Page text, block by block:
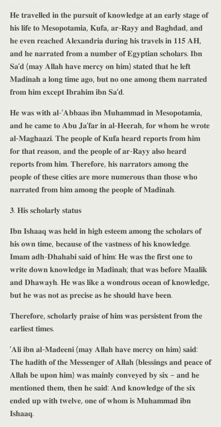
𝐇𝐞 𝐭𝐫𝐚𝐯𝐞𝐥𝐥𝐞𝐝 𝐢𝐧 𝐭𝐡𝐞 𝐩𝐮𝐫𝐬𝐮𝐢𝐭 𝐨𝐟 𝐤𝐧𝐨𝐰𝐥𝐞𝐝𝐠𝐞 𝐚𝐭 𝐚𝐧 𝐞𝐚𝐫𝐥𝐲 𝐬𝐭𝐚𝐠𝐞 𝐨𝐟
𝐡𝐢𝐬 𝐥𝐢𝐟𝐞 𝐭𝐨 𝐌𝐞𝐬𝐨𝐩𝐨𝐭𝐚𝐦𝐢𝐚, 𝐊𝐮𝐟𝐚, 𝐚𝐫-𝐑𝐚𝐲𝐲 𝐚𝐧𝐝 𝐁𝐚𝐠𝐡𝐝𝐚𝐝, 𝐚𝐧𝐝
𝐡𝐞 𝐞𝐯𝐞𝐧 𝐫𝐞𝐚𝐜𝐡𝐞𝐝 𝐀𝐥𝐞𝐱𝐚𝐧𝐝𝐫𝐢𝐚 𝐝𝐮𝐫𝐢𝐧𝐠 𝐡𝐢𝐬 𝐭𝐫𝐚𝐯𝐞𝐥𝐬 𝐢𝐧 𝟏𝟏𝟓 𝐀𝐇,
𝐚𝐧𝐝 𝐡𝐞 𝐧𝐚𝐫𝐫𝐚𝐭𝐞𝐝 𝐟𝐫𝐨𝐦 𝐚 𝐧𝐮𝐦𝐛𝐞𝐫 𝐨𝐟 𝐄𝐠𝐲𝐩𝐭𝐢𝐚𝐧 𝐬𝐜𝐡𝐨𝐥𝐚𝐫𝐬. 𝐈𝐛𝐧
𝐒𝐚‘𝐝 (𝐦𝐚𝐲 𝐀𝐥𝐥𝐚𝐡 𝐡𝐚𝐯𝐞 𝐦𝐞𝐫𝐜𝐲 𝐨𝐧 𝐡𝐢𝐦) 𝐬𝐭𝐚𝐭𝐞𝐝 𝐭𝐡𝐚𝐭 𝐡𝐞 𝐥𝐞𝐟𝐭
𝐌𝐚𝐝𝐢𝐧𝐚𝐡 𝐚 𝐥𝐨𝐧𝐠 𝐭𝐢𝐦𝐞 𝐚𝐠𝐨, 𝐛𝐮𝐭 𝐧𝐨 𝐨𝐧𝐞 𝐚𝐦𝐨𝐧𝐠 𝐭𝐡𝐞𝐦 𝐧𝐚𝐫𝐫𝐚𝐭𝐞𝐝
𝐟𝐫𝐨𝐦 𝐡𝐢𝐦 𝐞𝐱𝐜𝐞𝐩𝐭 𝐈𝐛𝐫𝐚𝐡𝐢𝐦 𝐢𝐛𝐧 𝐒𝐚‘𝐝.
𝐇𝐞 𝐰𝐚𝐬 𝐰𝐢𝐭𝐡 𝐚𝐥-‘𝐀𝐛𝐛𝐚𝐚𝐬 𝐢𝐛𝐧 𝐌𝐮𝐡𝐚𝐦𝐦𝐚𝐝 𝐢𝐧 𝐌𝐞𝐬𝐨𝐩𝐨𝐭𝐚𝐦𝐢𝐚,
𝐚𝐧𝐝 𝐡𝐞 𝐜𝐚𝐦𝐞 𝐭𝐨 𝐀𝐛𝐮 𝐉𝐚‘𝐟𝐚𝐫 𝐢𝐧 𝐚𝐥-𝐇𝐞𝐞𝐫𝐚𝐡, 𝐟𝐨𝐫 𝐰𝐡𝐨𝐦 𝐡𝐞 𝐰𝐫𝐨𝐭𝐞
𝐚𝐥-𝐌𝐚𝐠𝐡𝐚𝐚𝐳𝐢. 𝐓𝐡𝐞 𝐩𝐞𝐨𝐩𝐥𝐞 𝐨𝐟 𝐊𝐮𝐟𝐚 𝐡𝐞𝐚𝐫𝐝 𝐫𝐞𝐩𝐨𝐫𝐭𝐬 𝐟𝐫𝐨𝐦 𝐡𝐢𝐦
𝐟𝐨𝐫 𝐭𝐡𝐚𝐭 𝐫𝐞𝐚𝐬𝐨𝐧, 𝐚𝐧𝐝 𝐭𝐡𝐞 𝐩𝐞𝐨𝐩𝐥𝐞 𝐨𝐟 𝐚𝐫-𝐑𝐚𝐲𝐲 𝐚𝐥𝐬𝐨 𝐡𝐞𝐚𝐫𝐝
𝐫𝐞𝐩𝐨𝐫𝐭𝐬 𝐟𝐫𝐨𝐦 𝐡𝐢𝐦. 𝐓𝐡𝐞𝐫𝐞𝐟𝐨𝐫𝐞, 𝐡𝐢𝐬 𝐧𝐚𝐫𝐫𝐚𝐭𝐨𝐫𝐬 𝐚𝐦𝐨𝐧𝐠 𝐭𝐡𝐞
𝐩𝐞𝐨𝐩𝐥𝐞 𝐨𝐟 𝐭𝐡𝐞𝐬𝐞 𝐜𝐢𝐭𝐢𝐞𝐬 𝐚𝐫𝐞 𝐦𝐨𝐫𝐞 𝐧𝐮𝐦𝐞𝐫𝐨𝐮𝐬 𝐭𝐡𝐚𝐧 𝐭𝐡𝐨𝐬𝐞 𝐰𝐡𝐨
𝐧𝐚𝐫𝐫𝐚𝐭𝐞𝐝 𝐟𝐫𝐨𝐦 𝐡𝐢𝐦 𝐚𝐦𝐨𝐧𝐠 𝐭𝐡𝐞 𝐩𝐞𝐨𝐩𝐥𝐞 𝐨𝐟 𝐌𝐚𝐝𝐢𝐧𝐚𝐡.
𝟑. 𝐇𝐢𝐬 𝐬𝐜𝐡𝐨𝐥𝐚𝐫𝐥𝐲 𝐬𝐭𝐚𝐭𝐮𝐬
𝐈𝐛𝐧 𝐈𝐬𝐡𝐚𝐚𝐪 𝐰𝐚𝐬 𝐡𝐞𝐥𝐝 𝐢𝐧 𝐡𝐢𝐠𝐡 𝐞𝐬𝐭𝐞𝐞𝐦 𝐚𝐦𝐨𝐧𝐠 𝐭𝐡𝐞 𝐬𝐜𝐡𝐨𝐥𝐚𝐫𝐬 𝐨𝐟
𝐡𝐢𝐬 𝐨𝐰𝐧 𝐭𝐢𝐦𝐞, 𝐛𝐞𝐜𝐚𝐮𝐬𝐞 𝐨𝐟 𝐭𝐡𝐞 𝐯𝐚𝐬𝐭𝐧𝐞𝐬𝐬 𝐨𝐟 𝐡𝐢𝐬 𝐤𝐧𝐨𝐰𝐥𝐞𝐝𝐠𝐞.
𝐈𝐦𝐚𝐦 𝐚𝐝𝐡-𝐃𝐡𝐚𝐡𝐚𝐛𝐢 𝐬𝐚𝐢𝐝 𝐨𝐟 𝐡𝐢𝐦: 𝐇𝐞 𝐰𝐚𝐬 𝐭𝐡𝐞 𝐟𝐢𝐫𝐬𝐭 𝐨𝐧𝐞 𝐭𝐨
𝐰𝐫𝐢𝐭𝐞 𝐝𝐨𝐰𝐧 𝐤𝐧𝐨𝐰𝐥𝐞𝐝𝐠𝐞 𝐢𝐧 𝐌𝐚𝐝𝐢𝐧𝐚𝐡; 𝐭𝐡𝐚𝐭 𝐰𝐚𝐬 𝐛𝐞𝐟𝐨𝐫𝐞 𝐌𝐚𝐚𝐥𝐢𝐤
𝐚𝐧𝐝 𝐃𝐡𝐚𝐰𝐚𝐲𝐡. 𝐇𝐞 𝐰𝐚𝐬 𝐥𝐢𝐤𝐞 𝐚 𝐰𝐨𝐧𝐝𝐫𝐨𝐮𝐬 𝐨𝐜𝐞𝐚𝐧 𝐨𝐟 𝐤𝐧𝐨𝐰𝐥𝐞𝐝𝐠𝐞,
𝐛𝐮𝐭 𝐡𝐞 𝐰𝐚𝐬 𝐧𝐨𝐭 𝐚𝐬 𝐩𝐫𝐞𝐜𝐢𝐬𝐞 𝐚𝐬 𝐡𝐞 𝐬𝐡𝐨𝐮𝐥𝐝 𝐡𝐚𝐯𝐞 𝐛𝐞𝐞𝐧.
𝐓𝐡𝐞𝐫𝐞𝐟𝐨𝐫𝐞, 𝐬𝐜𝐡𝐨𝐥𝐚𝐫𝐥𝐲 𝐩𝐫𝐚𝐢𝐬𝐞 𝐨𝐟 𝐡𝐢𝐦 𝐰𝐚𝐬 𝐩𝐞𝐫𝐬𝐢𝐬𝐭𝐞𝐧𝐭 𝐟𝐫𝐨𝐦 𝐭𝐡𝐞
𝐞𝐚𝐫𝐥𝐢𝐞𝐬𝐭 𝐭𝐢𝐦𝐞𝐬.
‘𝐀𝐥𝐢 𝐢𝐛𝐧 𝐚𝐥-𝐌𝐚𝐝𝐞𝐞𝐧𝐢 (𝐦𝐚𝐲 𝐀𝐥𝐥𝐚𝐡 𝐡𝐚𝐯𝐞 𝐦𝐞𝐫𝐜𝐲 𝐨𝐧 𝐡𝐢𝐦) 𝐬𝐚𝐢𝐝:
𝐓𝐡𝐞 𝐡𝐚𝐝𝐢𝐭𝐡 𝐨𝐟 𝐭𝐡𝐞 𝐌𝐞𝐬𝐬𝐞𝐧𝐠𝐞𝐫 𝐨𝐟 𝐀𝐥𝐥𝐚𝐡 (𝐛𝐥𝐞𝐬𝐬𝐢𝐧𝐠𝐬 𝐚𝐧𝐝 𝐩𝐞𝐚𝐜𝐞 𝐨𝐟
𝐀𝐥𝐥𝐚𝐡 𝐛𝐞 𝐮𝐩𝐨𝐧 𝐡𝐢𝐦) 𝐰𝐚𝐬 𝐦𝐚𝐢𝐧𝐥𝐲 𝐜𝐨𝐧𝐯𝐞𝐲𝐞𝐝 𝐛𝐲 𝐬𝐢𝐱 – 𝐚𝐧𝐝 𝐡𝐞
𝐦𝐞𝐧𝐭𝐢𝐨𝐧𝐞𝐝 𝐭𝐡𝐞𝐦, 𝐭𝐡𝐞𝐧 𝐡𝐞 𝐬𝐚𝐢𝐝: 𝐀𝐧𝐝 𝐤𝐧𝐨𝐰𝐥𝐞𝐝𝐠𝐞 𝐨𝐟 𝐭𝐡𝐞 𝐬𝐢𝐱
𝐞𝐧𝐝𝐞𝐝 𝐮𝐩 𝐰𝐢𝐭𝐡 𝐭𝐰𝐞𝐥𝐯𝐞, 𝐨𝐧𝐞 𝐨𝐟 𝐰𝐡𝐨𝐦 𝐢𝐬 𝐌𝐮𝐡𝐚𝐦𝐦𝐚𝐝 𝐢𝐛𝐧
𝐈𝐬𝐡𝐚𝐚𝐪.